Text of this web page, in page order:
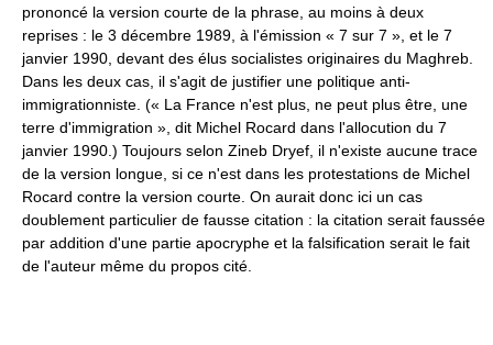
prononcé la version courte de la phrase, au moins à deux
reprises : le 3 décembre 1989, à l'émission « 7 sur 7 », et le 7
janvier 1990, devant des élus socialistes originaires du Maghreb.
Dans les deux cas, il s'agit de justifier une politique anti-
immigrationniste. (« La France n'est plus, ne peut plus être, une
terre d'immigration », dit Michel Rocard dans l'allocution du 7
janvier 1990.) Toujours selon Zineb Dryef, il n'existe aucune trace
de la version longue, si ce n'est dans les protestations de Michel
Rocard contre la version courte. On aurait donc ici un cas
doublement particulier de fausse citation : la citation serait faussée
par addition d'une partie apocryphe et la falsification serait le fait
de l'auteur même du propos cité.